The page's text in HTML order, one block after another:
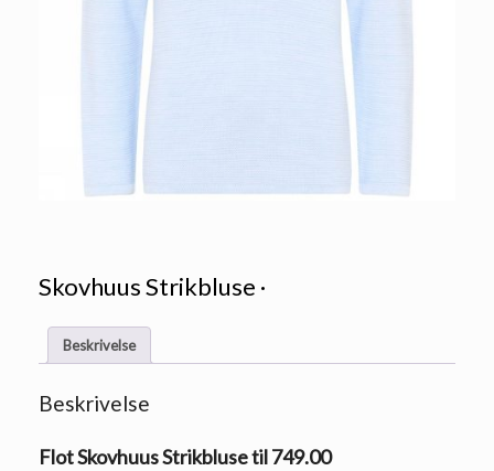
Skovhuus Strikbluse ·
Beskrivelse
Beskrivelse
Flot Skovhuus Strikbluse til 749.00